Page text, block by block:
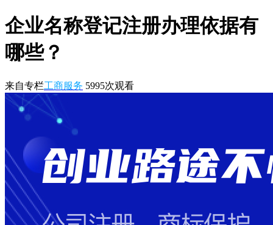
企业名称登记注册办理依据有
哪些？
来自专栏工商服务 5995次观看